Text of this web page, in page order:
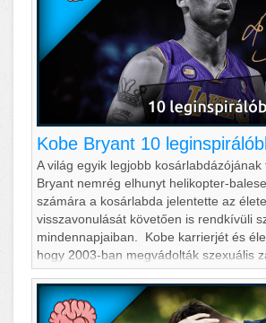
Kobe Bryant 10
A világ egyik legjobb kosárlabdázójának
Bryant nemrég elhunyt helikopter-
számára a kosárlabda jelentette az
visszavonulását követően is rendkívüli
mindennapjaiban. Kobe karrierjét és
hogy 2003-ban megvádolták szexuális
hatalmas port kavart a karrierjében. A
ejtették és ártatlannak íté